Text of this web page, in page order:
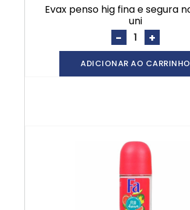
evax penso hig fina e segura normal 12
uni
- +
ADICIONAR AO CARRINHO